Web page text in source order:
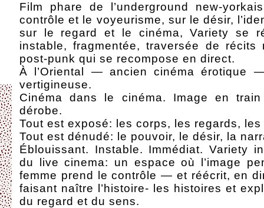
Film phare de l’underground new-
contrôle et le voyeurisme, sur le désir,
sur le regard et le cinéma, Variety se
instable, fragmentée, traversée de
post-punk qui se recompose en direct.
À l’Oriental — ancien cinéma érotique
vertigineuse.
Cinéma dans le cinéma. Image en
dérobe.
Tout est exposé: les corps, les regards,
Tout est dénudé: le pouvoir, le désir, la
Éblouissant. Instable. Immédiat. Variety
du live cinema: un espace où l’image
femme prend le contrôle — et réécrit, en
faisant naître l’histoire- les histoires et
du regard et du sens.